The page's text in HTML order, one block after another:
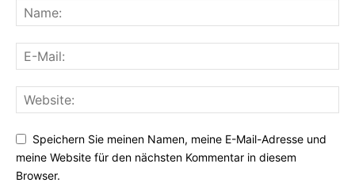
Speichern Sie meinen Namen, meine E-Mail-Adresse und
meine Website für den nächsten Kommentar in diesem
Browser.